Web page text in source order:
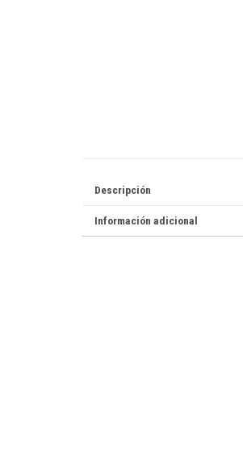
Descripción
Información adicional